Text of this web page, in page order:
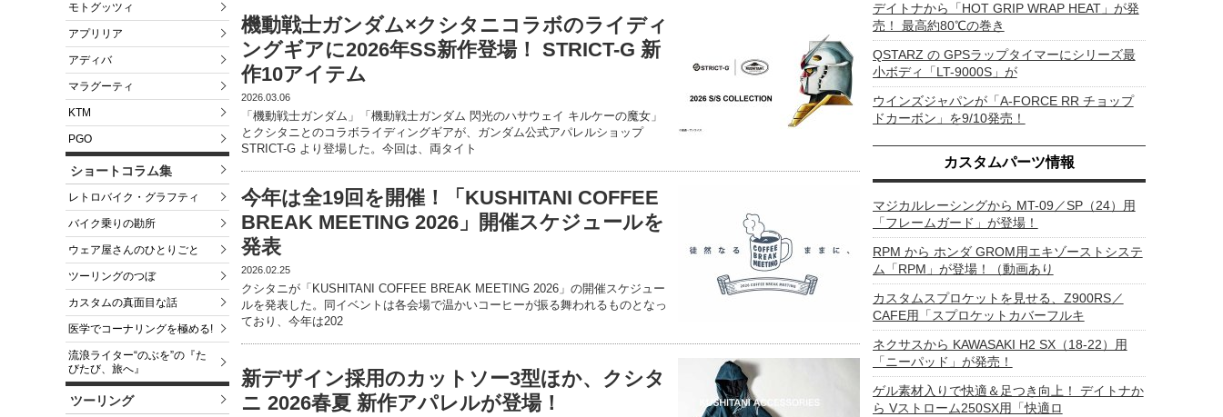
モトグッツィ
アプリリア
アディバ
マラグーティ
KTM
PGO
ショートコラム集
レトロバイク・グラフティ
バイク乗りの勘所
ウェア屋さんのひとりごと
ツーリングのつぼ
カスタムの真面目な話
医学でコーナリングを極める!
流浪ライター“のぶを”の『た
びたび、旅へ』
ツーリング
機動戦士ガンダム×クシタニコラボのライディ
ングギアに2026年SS新作登場！ STRICT-G 新
作10アイテム
2026.03.06
「機動戦士ガンダム」「機動戦士ガンダム 閃光のハサウェイ キルケーの魔女」
とクシタニとのコラボライディングギアが、ガンダム公式アパレルショップ
STRICT-G より登場した。今回は、両タイト
今年は全19回を開催！「KUSHITANI COFFEE
BREAK MEETING 2026」開催スケジュールを
発表
2026.02.25
クシタニが「KUSHITANI COFFEE BREAK MEETING 2026」の開催スケジュー
ルを発表した。同イベントは各会場で温かいコーヒーが振る舞われるものとなっ
ており、今年は202
新デザイン採用のカットソー3型ほか、クシタ
ニ 2026春夏 新作アパレルが登場！
デイトナから「HOT GRIP WRAP HEAT」が発
売！ 最高約80℃の巻き
QSTARZ の GPSラップタイマーにシリーズ最
小ボディ「LT-9000S」が
ウインズジャパンが「A-FORCE RR チョップ
ドカーボン」を9/10発売！
カスタムパーツ情報
マジカルレーシングから MT-09／SP（24）用
「フレームガード」が登場！
RPM から ホンダ GROM用エキゾーストシステ
ム「RPM」が登場！（動画あり
カスタムスプロケットを見せる、Z900RS／
CAFE用「スプロケットカバーフルキ
ネクサスから KAWASAKI H2 SX（18-22）用
「ニーパッド」が発売！
ゲル素材入りで快適＆足つき向上！ デイトナか
ら Vストローム250SX用「快適ロ